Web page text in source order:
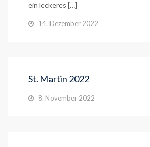
ein leckeres […]
14. Dezember 2022
St. Martin 2022
8. November 2022